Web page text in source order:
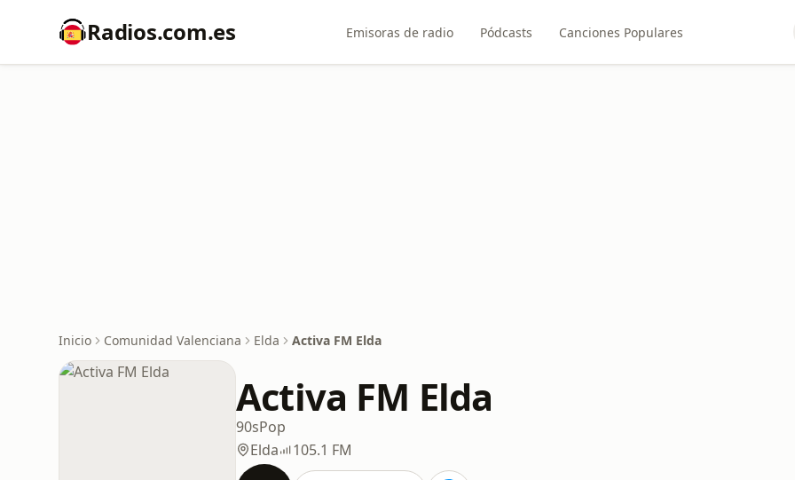
Radios.com.es Emisoras de radio Pódcasts Canciones Populares
Inicio Comunidad Valenciana Elda Activa FM Elda
Activa FM Elda
90sPop
Elda
105.1 FM